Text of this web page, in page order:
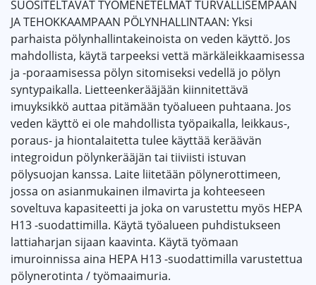
SUOSITELTAVAT TYÖMENETELMÄT TURVALLISEMPAAN
JA TEHOKKAAMPAAN PÖLYNHALLINTAAN: Yksi
parhaista pölynhallintakeinoista on veden käyttö. Jos
mahdollista, käytä tarpeeksi vettä märkäleikkaamisessa
ja -poraamisessa pölyn sitomiseksi vedellä jo pölyn
syntypaikalla. Lietteenkerääjään kiinnitettävä
imuyksikkö auttaa pitämään työalueen puhtaana. Jos
veden käyttö ei ole mahdollista työpaikalla, leikkaus-,
poraus- ja hiontalaitetta tulee käyttää keräävän
integroidun pölynkerääjän tai tiiviisti istuvan
pölysuojan kanssa. Laite liitetään pölynerottimeen,
jossa on asianmukainen ilmavirta ja kohteeseen
soveltuva kapasiteetti ja joka on varustettu myös HEPA
H13 -suodattimilla. Käytä työalueen puhdistukseen
lattiaharjan sijaan kaavinta. Käytä työmaan
imuroinnissa aina HEPA H13 -suodattimilla varustettua
pölynerotinta / työmaaimuria.